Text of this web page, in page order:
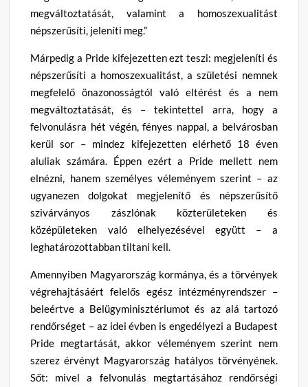
megváltoztatását, valamint a homoszexualitást
népszerűsíti, jeleníti meg.”
Márpedig a Pride kifejezetten ezt teszi: megjeleníti és
népszerűsíti a homoszexualitást, a születési nemnek
megfelelő önazonosságtól való eltérést és a nem
megváltoztatását, és – tekintettel arra, hogy a
felvonulásra hét végén, fényes nappal, a belvárosban
kerül sor – mindez kifejezetten elérhető 18 éven
aluliak számára. Éppen ezért a Pride mellett nem
elnézni, hanem személyes véleményem szerint – az
ugyanezen dolgokat megjelenítő és népszerűsítő
szivárványos zászlónak közterületeken és
középületeken való elhelyezésével együtt – a
leghatározottabban tiltani kell.
Amennyiben Magyarország kormánya, és a törvények
végrehajtásáért felelős egész intézményrendszer –
beleértve a Belügyminisztériumot és az alá tartozó
rendőrséget – az idei évben is engedélyezi a Budapest
Pride megtartását, akkor véleményem szerint nem
szerez érvényt Magyarország hatályos törvényének.
Sőt: mivel a felvonulás megtartásához rendőrségi